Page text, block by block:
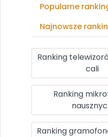
Popularne
Najnowsze
Ranking
cali
Ranking
Ranking